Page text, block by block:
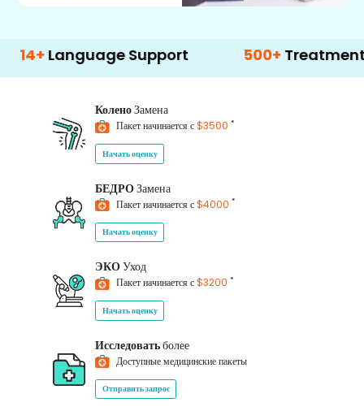
Support 500+ Treatment
КоленоЗамена
Пакет начинается с$3500 *
Начать оценку
БЕДРОЗамена
Пакет начинается с$4000 *
Начать оценку
ЭКОУход
Пакет начинается с$3200 *
Начать оценку
Исследоватьболее
Доступные медицинские пакеты
Отправить запрос